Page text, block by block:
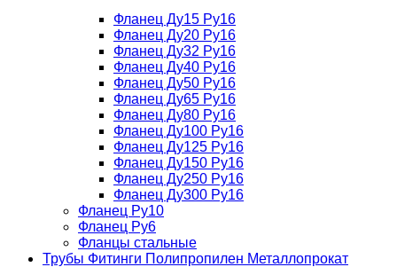
Фланец Ду15 Ру16
Фланец Ду20 Ру16
Фланец Ду32 Ру16
Фланец Ду40 Ру16
Фланец Ду50 Ру16
Фланец Ду65 Ру16
Фланец Ду80 Ру16
Фланец Ду100 Ру16
Фланец Ду125 Ру16
Фланец Ду150 Ру16
Фланец Ду250 Ру16
Фланец Ду300 Ру16
Фланец Ру10
Фланец Ру6
Фланцы стальные
Трубы Фитинги Полипропилен Металлопрокат